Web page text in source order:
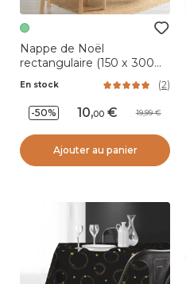
Nappe de Noël
rectangulaire (150 x 300
Vert
En stock (2)
-50% 10,00 19,99
Ajouter au panier